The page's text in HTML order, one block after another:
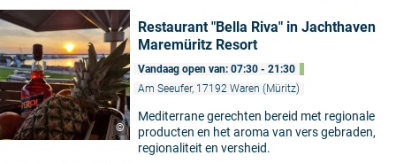
©
Restaurant "Bella Riva" in Jachthaven
Maremüritz Resort
Vandaag open van: 07:30 - 21:30
Am Seeufer, 17192 Waren (Müritz)
Mediterrane gerechten bereid met regionale
producten en het aroma van vers gebraden,
regionaliteit en versheid.